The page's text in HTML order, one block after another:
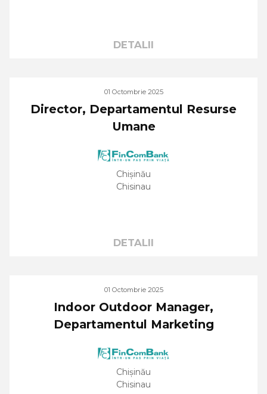
DETALII
01 Octombrie 2025
Director, Departamentul Resurse
Umane
Chișinău
Chisinau
DETALII
01 Octombrie 2025
Indoor Outdoor Manager,
Departamentul Marketing
Chișinău
Chisinau